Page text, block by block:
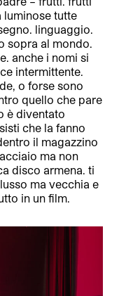
luminose tutte
linguaggio.
sopra al mondo.
anche i nomi si
intermittente.
o forse sono
quello che pare
è diventato
che la fanno
il magazzino
ma non
disco armena. ti
ma vecchia e
in un film.